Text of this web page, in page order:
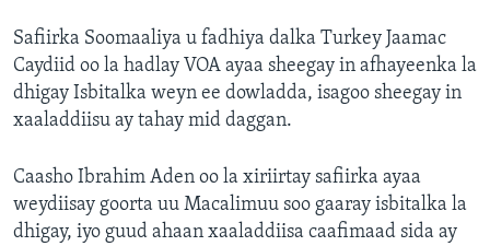
Safiirka Soomaaliya u fadhiya dalka Turkey Jaamac
Caydiid oo la hadlay VOA ayaa sheegay in afhayeenka la
dhigay Isbitalka weyn ee dowladda, isagoo sheegay in
xaaladdiisu ay tahay mid daggan.
Caasho Ibrahim Aden oo la xiriirtay safiirka ayaa
weydiisay goorta uu Macalimuu soo gaaray isbitalka la
dhigay, iyo guud ahaan xaaladdiisa caafimaad sida ay